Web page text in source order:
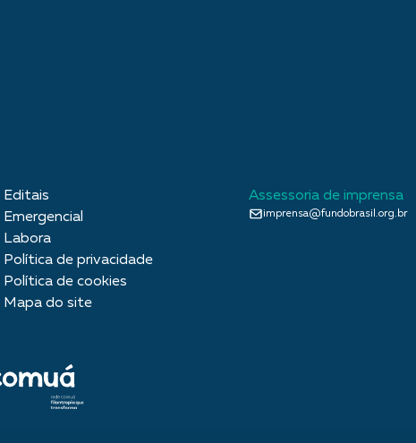
Editais
Emergencial
Labora
Política de privacidade
Política de cookies
Mapa do site
Assessoria de imprensa
imprensa@fundobrasil.org.br